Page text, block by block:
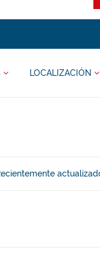
LOCALIZACIÓN